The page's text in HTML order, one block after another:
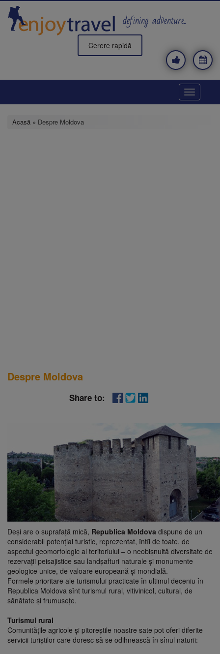
Mergi
conţinutul
principal
defining adventure..
Cerere rapidă
Toggle
Acasă » Despre Moldova
Despre Moldova
Share to:
Deşi are o suprafaţă mică, Republica Moldova dispune de un
considerabil potenţial turistic, reprezentat, întîi de toate, de
aspectul geomorfologic al teritoriului – o neobişnuită diversitate de
rezervaţii peisajistice sau landşafturi naturale şi monumente
geologice unice, de valoare europeană şi mondială.
Formele prioritare ale turismului practicate în ultimul deceniu în
Republica Moldova sînt turismul rural, vitivinicol, cultural, de
sănătate şi frumuseţe.
Turismul rural
Comunităţile agricole şi pitoreştile noastre sate pot oferi diferite
servicii turiştilor care doresc să se odihnească în sînul naturii: